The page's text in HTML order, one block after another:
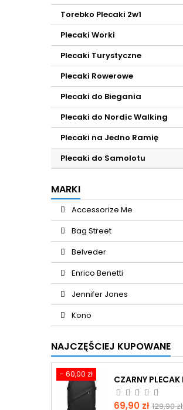
Torebko Plecaki 2w1
Plecaki Worki
Plecaki Turystyczne
Plecaki Rowerowe
Plecaki do Biegania
Plecaki do Nordic Walking
Plecaki na Jedno Ramię
Plecaki do Samolotu
MARKI
Accessorize Me
Bag Street
Belveder
Enrico Benetti
Jennifer Jones
Kono
NAJCZĘŚCIEJ KUPOWANE
- 60,00 zł
Cena
69,90 zł Cena
129,90 zł